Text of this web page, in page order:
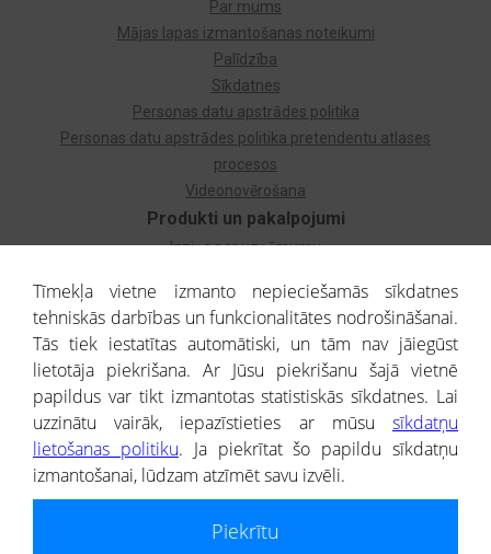
Produkti un pakalpojumi
Izziņa par uzņēmumu
Dzimtas koks
Uzņēmumu atlase
Monitorings
Kredītizziņa par ārvalstu uzņēmumiem
Par mums
Mājas lapas izmantošanas noteikumi
Palīdzība
Sīkdatnes
Personas datu apstrādes politika
Personas datu apstrādes politika pretendentu atlases
procesos
Videonovērošana
® CREDITREFORM Latvija
SIA
Tīmekļa vietne izmanto nepieciešamās sīkdatnes
tehniskās darbības un funkcionalitātes nodrošināšanai.
Tās tiek iestatītas automātiski, un tām nav jāiegūst
lietotāja piekrišana. Ar Jūsu piekrišanu šajā vietnē
papildus var tikt izmantotas statistiskās sīkdatnes. Lai
uzzinātu vairāk, iepazīstieties ar mūsu sīkdatņu
lietošanas politiku. Ja piekrītat šo papildu sīkdatņu
izmantošanai, lūdzam atzīmēt savu izvēli.
Piekrītu